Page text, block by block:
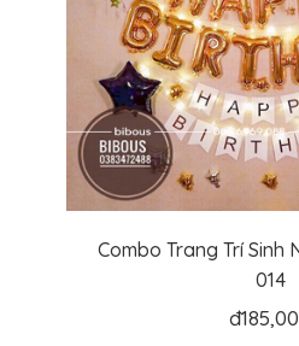
Combo Trang Trí Sinh
014
đ